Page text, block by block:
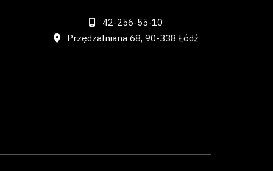
42-256-55-10
Przędzalniana 68, 90-338 Łódź